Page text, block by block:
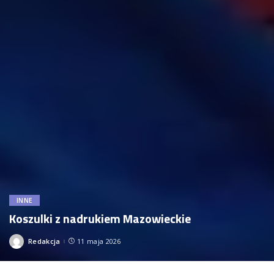
INNE
Koszulki z nadrukiem Mazowieckie
Posted
Redakcja 11 maja 2026